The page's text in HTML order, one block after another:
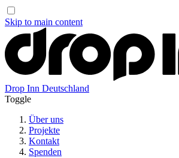
Skip to main content
Drop Inn Deutschland
Toggle
Über uns
Projekte
Kontakt
Spenden